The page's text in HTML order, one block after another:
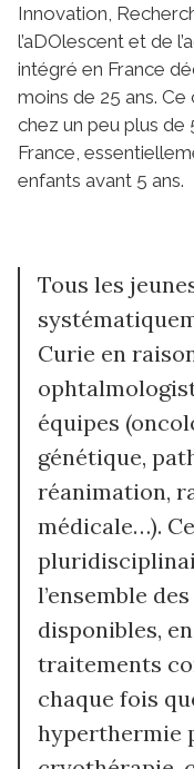
Innovation,
l’aDOlescent et de
intégré en France
moins de 25 ans.
chez un peu plus de
France,
enfants avant 5 ans.
Tous les
Curie en
équipes
génétique,
réanimation,
médicale…).
l’ensemble
disponibles,
traitements
chaque fois
hyperthermie